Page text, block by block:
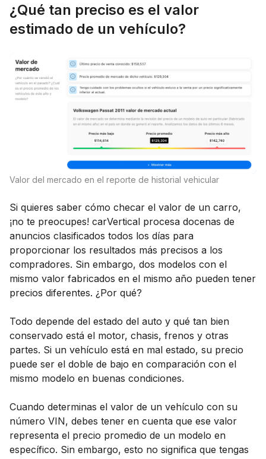
¿Qué tan preciso es el valor
estimado de un vehículo?
Valor del mercado en el reporte de historial vehicular
Si quieres saber cómo checar el valor de un carro,
¡no te preocupes! carVertical procesa docenas de
anuncios clasificados todos los días para
proporcionar los resultados más precisos a los
compradores. Sin embargo, dos modelos con el
mismo valor fabricados en el mismo año pueden tener
precios diferentes. ¿Por qué?
Todo depende del estado del auto y qué tan bien
conservado está el motor, chasis, frenos y otras
partes. Si un vehículo está en mal estado, su precio
puede ser el doble de bajo en comparación con el
mismo modelo en buenas condiciones.
Cuando determinas el valor de un vehículo con su
número VIN, debes tener en cuenta que ese valor
representa el precio promedio de un modelo en
específico. Sin embargo, esto no significa que tengas